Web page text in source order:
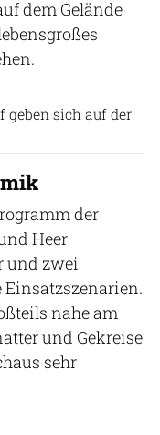
dem Gelände
geben sich auf der
der
Heer
und zwei
Einsatzszenarien.
nahe am
und Gekreise
sehr